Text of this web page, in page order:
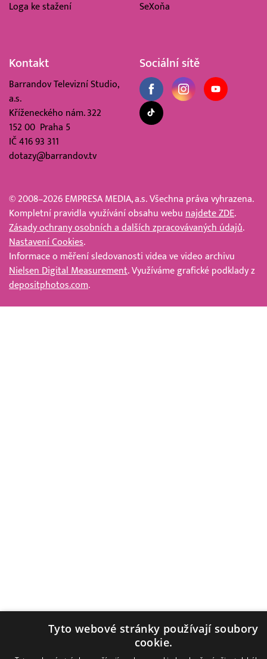
Loga ke stažení
SeXoňa
Kontakt
Barrandov Televizní Studio,
a.s.
Kříženeckého nám. 322
152 00 Praha 5
IČ 416 93 311
dotazy@barrandov.tv
Sociální sítě
© 2008–2026 EMPRESA MEDIA, a.s. Všechna práva vyhrazena.
Kompletní pravidla využívání obsahu webu najdete ZDE.
Zásady ochrany osobních a dalších zpracovávaných údajů.
Nastavení Cookies.
Informace o měření sledovanosti videa ve video archivu
Nielsen Digital Measurement. Využíváme grafické podklady z
depositphotos.com.
Tyto webové stránky používají soubory
cookie.